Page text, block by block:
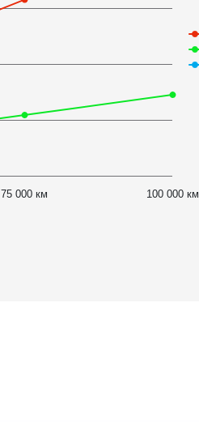
75 000 км 100 000 км